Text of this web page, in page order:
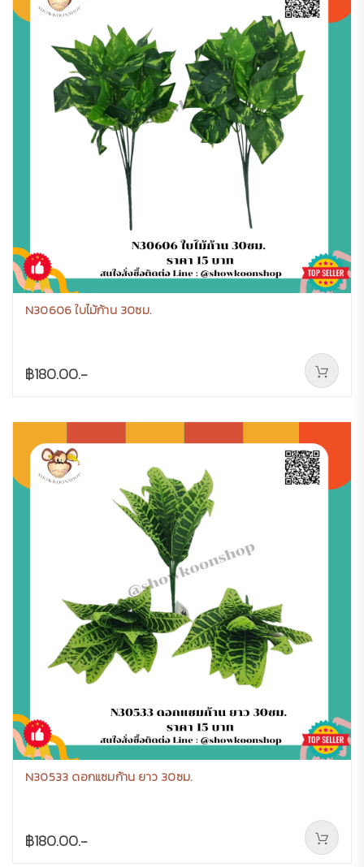
N30606 ใบไม้ก้าน 30ซม.
฿180.00.-
N30533 ดอกแซมก้าน ยาว 30ซม.
฿180.00.-